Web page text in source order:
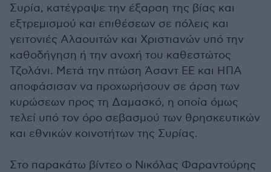
Συρία, κατέγραψε την έξαρση της βίας και
εξτρεμισμού και επιθέσεων σε πόλεις και
γειτονιές Αλαουιτών και Χριστιανών υπό την
καθοδήγηση ή την ανοχή του καθεστώτος
Τζολάνι. Μετά την πτώση Άσαντ ΕΕ και ΗΠΑ
αποφάσισαν να προχωρήσουν σε άρση των
κυρώσεων προς τη Δαμασκό, η οποία όμως
τελεί υπό τον όρο σεβασμού των θρησκευτικών
και εθνικών κοινοτήτων της Συρίας.
Στο παρακάτω βίντεο ο Νικόλας Φαραντούρης